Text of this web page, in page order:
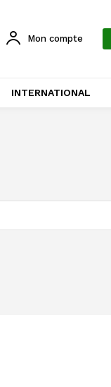
Mon compte
INTERNATIONAL